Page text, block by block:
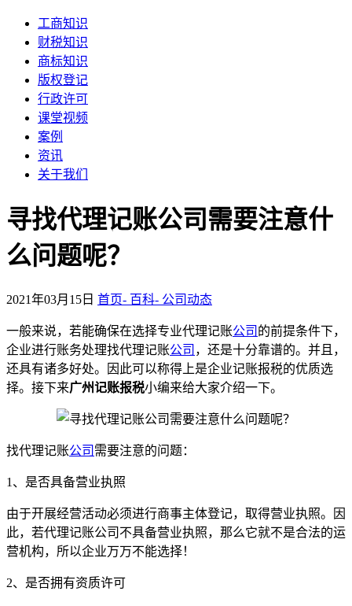
工商知识
财税知识
商标知识
版权登记
行政许可
课堂视频
案例
资讯
关于我们
寻找代理记账公司需要注意什
么问题呢？
2021年03月15日 首页- 百科- 公司动态
一般来说，若能确保在选择专业代理记账公司 的前提条件下，
企业进行账务处理找代理记账公司 ，还是十分靠谱的。并且，
还具有诸多好处。因此可以称得上是企业记账报税的优质选
择。接下来广州记账报税小编来给大家介绍一下。
找代理记账公司 需要注意的问题：
1、是否具备营业执照
由于开展经营活动必须进行商事主体登记，取得营业执照。因
此，若代理记账公司不具备营业执照，那么它就不是合法的运
营机构，所以企业万万不能选择！
2、是否拥有资质许可